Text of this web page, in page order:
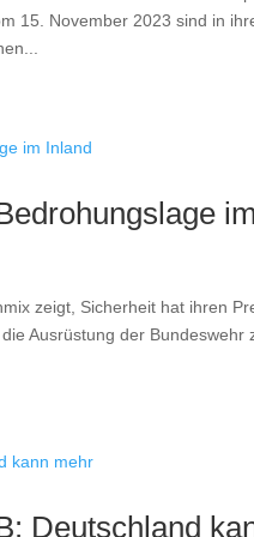
15. November 2023 sind in
zeigt, Sicherheit hat ihren
Ausrüstung der
Deutschland